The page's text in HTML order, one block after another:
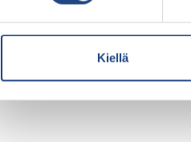
Kiellä